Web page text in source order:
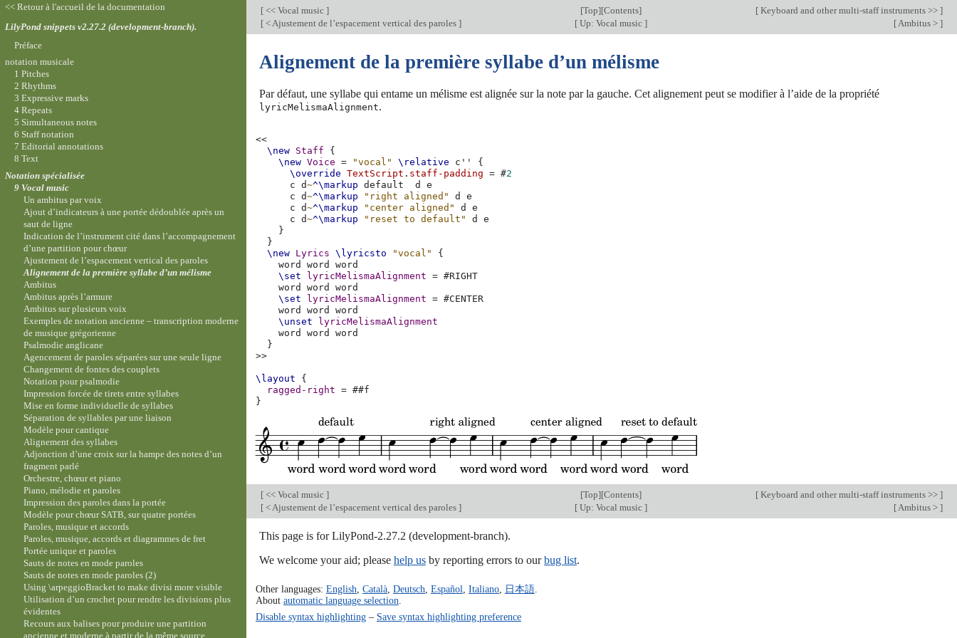
[ << Vocal music ] [Top][Contents] [ Keyboard and other multi-staff instruments >> ]
[ < Ajustement de l’espacement vertical des paroles ] [ Up: Vocal music ] [Ambitus > ]
Alignement de la première syllabe d’un mélisme
Par défaut, une syllabe qui entame un mélisme est alignée sur la note par la gauche. Cet alignement peut se modifier à l’aide de la propriété
lyricMelismaAlignment.
<<
\new Staff
{
\new Voice = "vocal" \relative c''
{
\override
TextScript . staff-padding = #2
c
d~^\markup default d
e
c
d~^\markup "right aligned" d
e
c
d~^\markup "center aligned" d
e
c
d~^\markup "reset to default" d
e
}
}
\new Lyrics \lyricsto "vocal"
{
word
word
\set
lyricMelismaAlignment = #RIGHT
word
word
\set
lyricMelismaAlignment = #CENTER
word
word
\unset
lyricMelismaAlignment
word
word
}
>>
\layout
{
ragged-right
= ##f
}
[ << Vocal music ] [Top][Contents] [ Keyboard and other multi-staff instruments >> ]
[ < Ajustement de l’espacement vertical des paroles ] [ Up: Vocal music ] [ Ambitus > ]
This page is for LilyPond-2.27.2 (development-branch).
We welcome your aid; please help us by reporting errors to ourbug list.
Other languages: English Català, Deutsch Español Italiano, 日本語.
About automatic language selection
Disable syntax highlighting– Save syntax highlighting preference
<< Retour à l'accueil de la documentation
LilyPond snippets v2.27.2 (development-branch).
Préface
notation musicale
1 Pitches
2 Rhythms
3 Expressive marks
4 Repeats
5 Simultaneous notes
6 Staff notation
7 Editorial annotations
8 Text
Notation spécialisée
9 Vocal music
Un ambitus par voix
Ajout d’indicateurs à une portée dédoublée après un
saut de ligne
Indication de l’instrument cité dans l’accompagnement
d’une partition pour chœur
Ajustement de l’espacement vertical des paroles
Alignement de la première syllabe d’un mélisme
Ambitus
Ambitus après l’armure
Ambitus sur plusieurs voix
Exemples de notation ancienne – transcription moderne
de musique grégorienne
Psalmodie anglicane
Agencement de paroles séparées sur une seule ligne
Changement de fontes des couplets
Notation pour psalmodie
Impression forcée de tirets entre syllabes
Mise en forme individuelle de syllabes
Séparation de syllables par une liaison
Modèle pour cantique
Alignement des syllabes
Adjonction d’une croix sur la hampe des notes d’un
fragment parlé
Orchestre, chœur et piano
Piano, mélodie et paroles
Impression des paroles dans la portée
Modèle pour chœur SATB, sur quatre portées
Paroles, musique et accords
Paroles, musique, accords et diagrammes de fret
Portée unique et paroles
Sauts de notes en mode paroles
Sauts de notes en mode paroles (2)
Using \arpeggioBracket to make divisi more visible
Utilisation d’un crochet pour rendre les divisions plus
évidentes
Recours aux balises pour produire une partition
ancienne et moderne à partir de la même source